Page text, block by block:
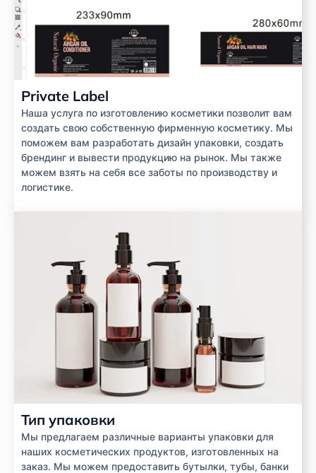
Private Label
Наша услуга по изготовлению косметики позволит вам
создать свою собственную фирменную косметику. Мы
поможем вам разработать дизайн упаковки, создать
брендинг и вывести продукцию на рынок. Мы также
можем взять на себя все заботы по производству и
логистике.
Тип упаковки
Мы предлагаем различные варианты упаковки для
наших косметических продуктов, изготовленных на
заказ. Мы можем предоставить бутылки, тубы, банки